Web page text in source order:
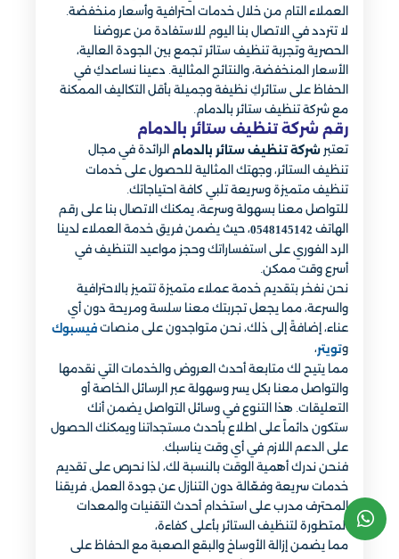
العملاء التام من خلال خدمات احترافية وأسعار منخفضة.
لا تتردد في الاتصال بنا اليوم للاستفادة من عروضنا
الحصرية وتجربة تنظيف ستائر تجمع بين الجودة العالية،
الأسعار المنخفضة، والنتائج المثالية. دعينا نساعدكِ في
الحفاظ على ستائركِ نظيفة وجميلة بأقل التكاليف الممكنة
مع شركة تنظيف ستائر بالدمام.
رقم شركة تنظيف ستائر بالدمام
تعتبر شركة تنظيف ستائر بالدمام الرائدة في مجال
تنظيف الستائر، وجهتك المثالية للحصول على خدمات
تنظيف متميزة وسريعة تلبي كافة احتياجاتك.
للتواصل معنا بسهولة وسرعة، يمكنك الاتصال بنا على رقم
الهاتف 0548145142، حيث يضمن فريق خدمة العملاء لدينا
الرد الفوري على استفساراتك وحجز مواعيد التنظيف في
أسرع وقت ممكن.
نحن نفخر بتقديم خدمة عملاء متميزة تتميز بالاحترافية
والسرعة، مما يجعل تجربتك معنا سلسة ومريحة دون أي
عناء، إضافةً إلى ذلك، نحن متواجدون على منصات فيسبوك
وتويتر،
مما يتيح لك متابعة أحدث العروض والخدمات التي نقدمها
والتواصل معنا بكل يسر وسهولة عبر الرسائل الخاصة أو
التعليقات. هذا التنوع في وسائل التواصل يضمن أنك
ستكون دائماً على اطلاع بأحدث مستجداتنا ويمكنك الحصول
على الدعم اللازم في أي وقت يناسبك.
فنحن ندرك أهمية الوقت بالنسبة لك، لذا نحرص على تقديم
خدمات سريعة وفعّالة دون التنازل عن جودة العمل. فريقنا
المحترف مدرب على استخدام أحدث التقنيات والمعدات
المتطورة لتنظيف الستائر بأعلى كفاءة،
مما يضمن إزالة الأوساخ والبقع الصعبة مع الحفاظ على